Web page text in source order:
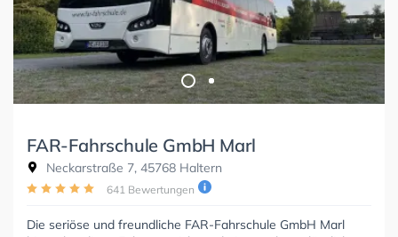
FAR-Fahrschule GmbH Marl
Neckarstraße 7, 45768 Haltern
641 Bewertungen
Die seriöse und freundliche FAR-Fahrschule GmbH Marl